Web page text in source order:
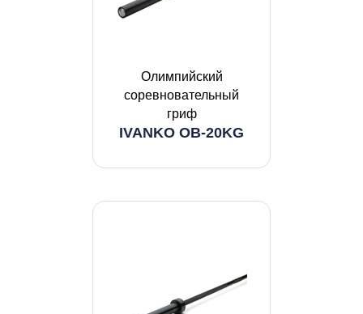
Олимпийский
соревновательный
гриф
IVANKO OB-20KG